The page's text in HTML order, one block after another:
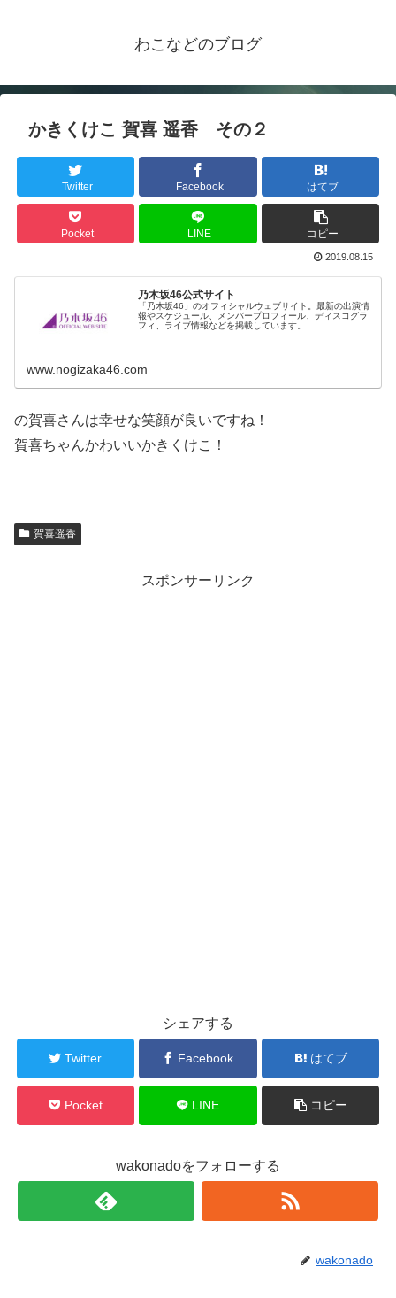
わこなどのブログ
かきくけこ 賀喜 遥香 その２
Twitter Facebook はてブ
Pocket LINE コピー
2019.08.15
乃木坂46公式サイト
「乃木坂46」のオフィシャルウェブサイト。最新の出演情
報やスケジュール、メンバープロフィール、ディスコグラ
フィ、ライブ情報などを掲載しています。
www.nogizaka46.com
の賀喜さんは幸せな笑顔が良いですね！
賀喜ちゃんかわいいかきくけこ！
賀喜遥香
スポンサーリンク
シェアする
Twitter Facebook はてブ
Pocket LINE コピー
wakonadoをフォローする
wakonado